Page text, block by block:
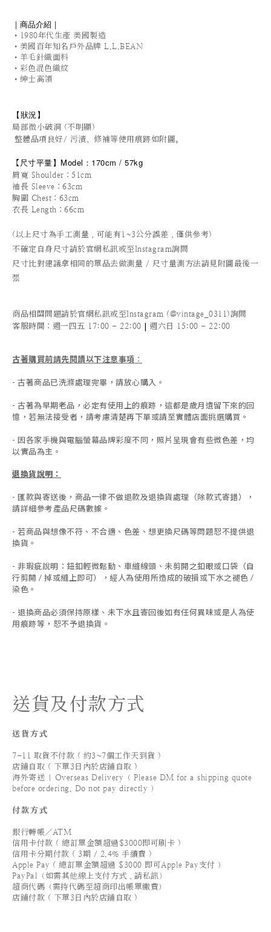
｜商品介紹｜
•1980年代生產 美國製造
•美國百年知名戶外品牌 L.L.BEAN
•羊毛針織面料
•彩色混色織紋
•紳士高領
【狀況】
局部微小破洞 (不明顯)
整體品項良好/ 污漬、修補等使用痕跡如附圖。
【 尺寸平量】 Model：170cm / 57kg
肩寬 Shoulder：51cm
袖長 Sleeve：63cm
胸圍 Chest：63cm
衣長 Length：66cm
(以上尺寸為手工測量，可能有1~3公分誤差，僅供參考)
不確定自身尺寸請於官網私訊或至Instagram詢問
尺寸比對建議拿相同的單品去做測量 / 尺寸量測方法請見附圖最後一
張
商品相關問題請於官網私訊或至Instagram (@vintage_0311)詢問
客服時間 ：週一四五 17:00 - 22:00 | 週六日 15:00 - 22:00
古著購買前請先閱讀以下注意事項 ：
- 古著商品已洗滌處理完畢，請放心購入。
- 古著為早期老品，必定有使用上的痕跡，這都是歲月遺留下來的回
憶，若無法接受者，請考慮清楚再下單或請至實體店面挑選購買。
- 因各家手機與電腦螢幕品牌彩度不同，照片呈現會有些微色差，均
以實品為主。
退換貨說明：
- 匯款與寄送後，商品一律不做退款及退換貨處理（除款式寄錯），
請詳細參考產品尺碼數據 。
- 若商品與想像不符、不合適、色差、想更換尺碼等問題恕不提供退
換貨。
- 非瑕疵說明：鈕釦輕微鬆動、車縫線頭、未剪開之釦眼或口袋（自
行剪開 / 掉或縫上即可），經人為使用所造成的破損或下水之褪色 /
染色。
- 退換商品必須保持原樣、未下水且寄回後如有任何異味或是人為使
用痕跡等 ， 恕不予退換貨。
送貨及付款方式
送貨方式
7-11 取貨不付款 ( 約3~7個工作天到貨 )
店鋪自取 ( 下單3日內於店鋪自取 )
海外寄送 | Overseas Delivery（ Please DM for a shipping quote
before ordering. Do not pay directly ）
付款方式
銀行轉帳／ATM
信用卡付款 ( 總訂單金額超過$3000即可刷卡 )
信用卡分期付款 ( 3期 / 2.4% 手續費 )
Apple Pay ( 總訂單金額超過 $3000 即可Apple Pay支付 ）
PayPal（如需其他線上支付方式，請私訊）
超商代碼（需持代碼至超商印出帳單繳費）
店鋪付款 ( 下單3日內於店鋪自取 )